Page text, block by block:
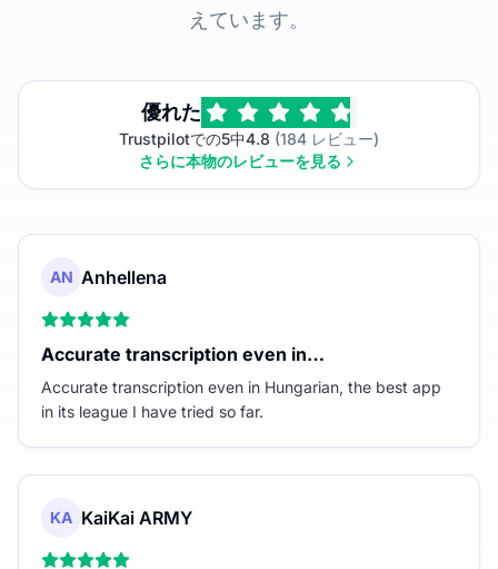
えています。
優れた
Trustpilotでの5中4.8 (184 レビュー)
さらに本物のレビューを見る
AN Anhellena
Accurate transcription even in…
Accurate transcription even in Hungarian, the best app
in its league I have tried so far.
KA KaiKai ARMY